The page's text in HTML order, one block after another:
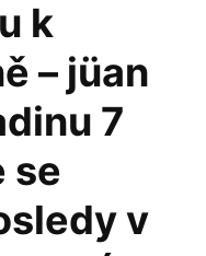
k
– jüan
7
se
v